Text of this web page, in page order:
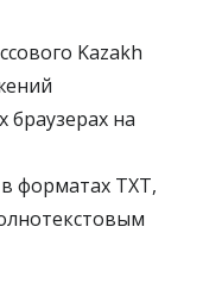
Kazakh
браузерах на
форматах TXT,